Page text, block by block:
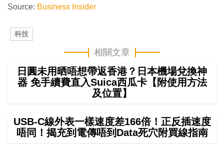
Source: Business Insider
科技
相關文章
日圓未用晒唔想帶返香港？日本機場兌換神
器 免手續費直入Suica西瓜卡【附使用方法
及位置】
USB-C線外表一樣速度差166倍！正反插速度
唔同！揭充到電傳唔到Data死穴附買線指南